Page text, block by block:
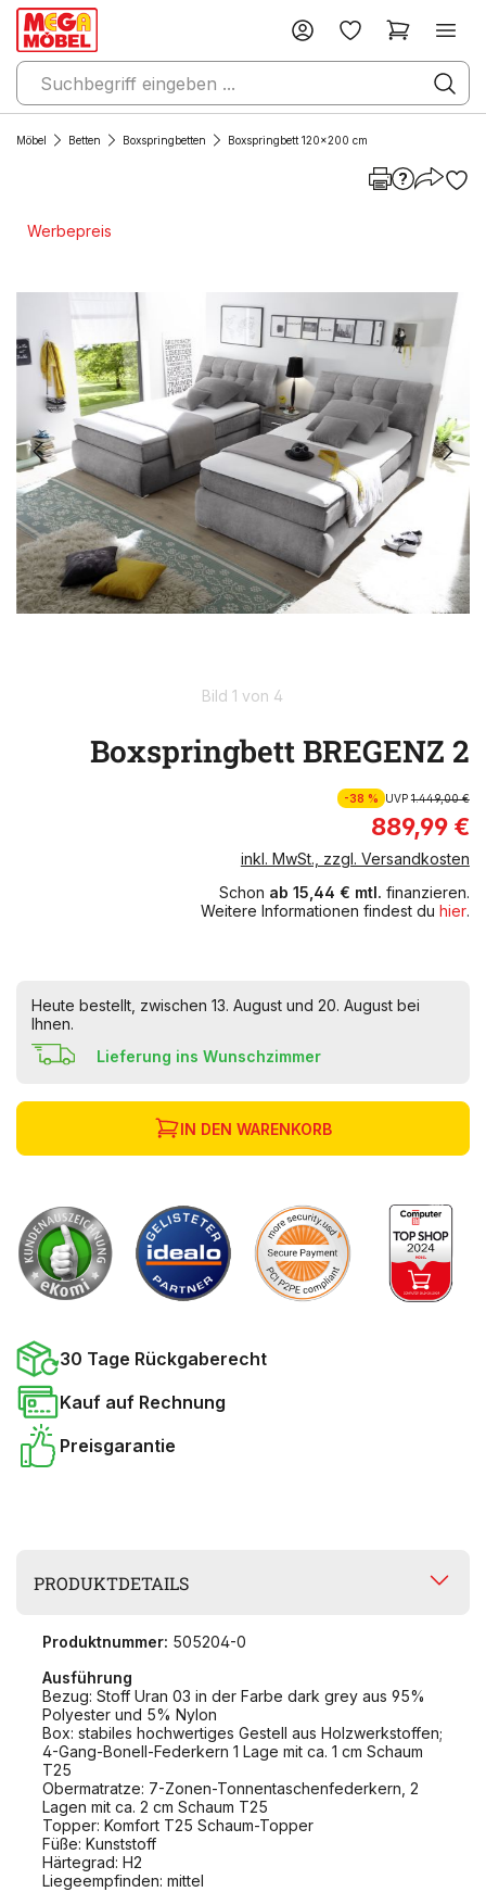
Möbel Betten Boxspringbetten Boxspringbett 120x200 cm
Werbepreis
Bild 1 von 4
Boxspringbett BREGENZ 2
-38 % UVP1.449,00 €
889,99 €
inkl. MwSt., zzgl. Versandkosten
Schon ab 15,44 € mtl. finanzieren.
Weitere Informationen findest du hier.
Heute bestellt, zwischen 13. August und 20. August bei
Ihnen.
Lieferung ins Wunschzimmer
IN DEN WARENKORB
30 Tage Rückgaberecht
Kauf auf Rechnung
Preisgarantie
PRODUKTDETAILS
Produktnummer: 505204-0
Ausführung
Bezug: Stoff Uran 03 in der Farbe dark grey aus 95%
Polyester und 5% Nylon
Box: stabiles hochwertiges Gestell aus Holzwerkstoffen;
4-Gang-Bonell-Federkern 1 Lage mit ca. 1 cm Schaum
T25
Obermatratze: 7-Zonen-Tonnentaschenfederkern, 2
Lagen mit ca. 2 cm Schaum T25
Topper: Komfort T25 Schaum-Topper
Füße: Kunststoff
Härtegrad: H2
Liegeempfinden: mittel